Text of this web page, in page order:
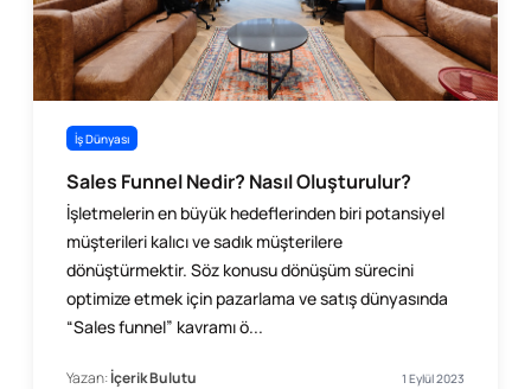
İş Dünyası
Sales Funnel Nedir? Nasıl Oluşturulur?
İşletmelerin en büyük hedeflerinden biri potansiyel
müşterileri kalıcı ve sadık müşterilere
dönüştürmektir. Söz konusu dönüşüm sürecini
optimize etmek için pazarlama ve satış dünyasında
“Sales funnel” kavramı ö...
Yazan:İçerik Bulutu 1 Eylül 2023